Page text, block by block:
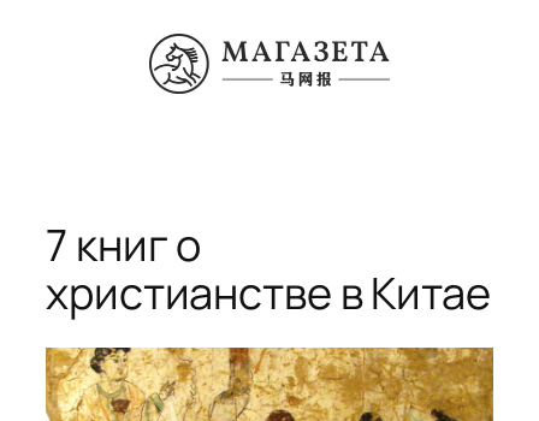
содержимому
7 книг о
христианстве в Китае